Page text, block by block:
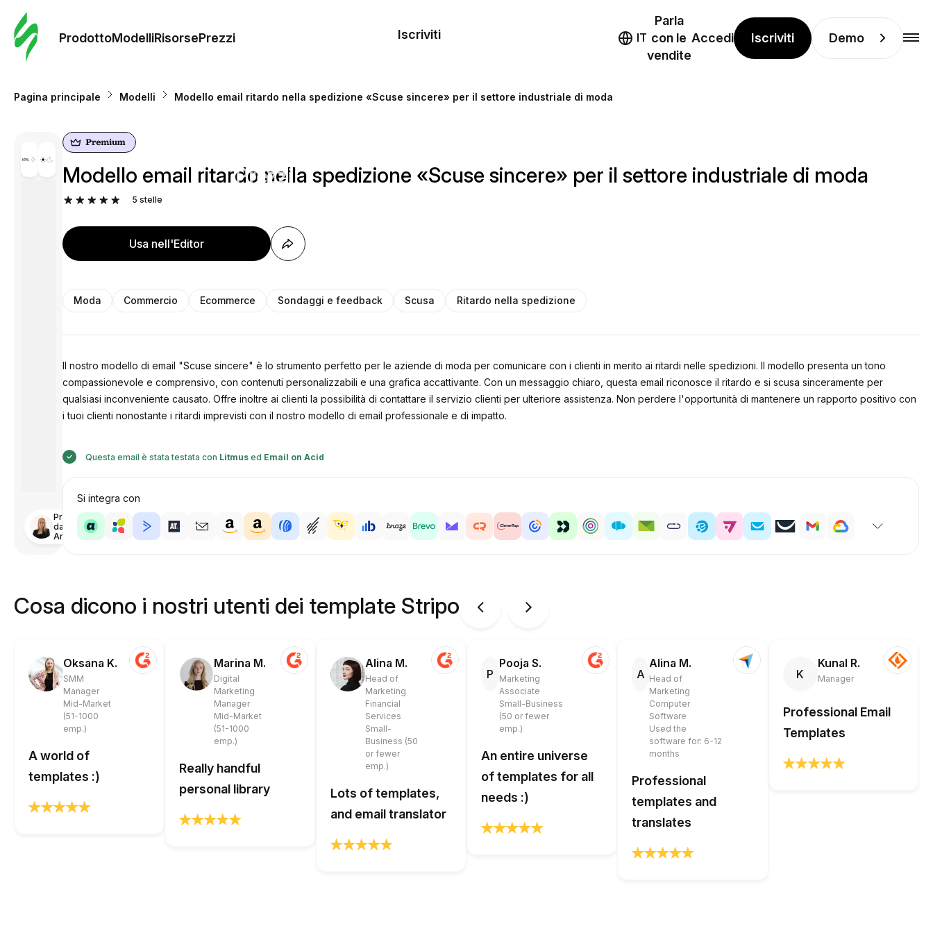
ProdottoModelliRisorsePrezzi
Prezzi
Iscriviti IT
Parla
con le
vendite
Accedi Iscriviti Demo
Pagina principale Modelli Modello email ritardo nella spedizione «Scuse sincere» per il settore industriale di moda
Progettato
da
Anastasiia
Modello email ritardo nella spedizione «Scuse sincere» per il settore industriale di moda
5 stelle
Usa nell'Editor
Moda Commercio Ecommerce Sondaggi e feedback Scusa Ritardo nella spedizione
Il nostro modello di email "Scuse sincere" è lo strumento perfetto per le aziende di moda per comunicare con i clienti in merito ai ritardi nelle spedizioni. Il modello presenta un tono
compassionevole e comprensivo, con contenuti personalizzabili e una grafica accattivante. Con un messaggio chiaro, questa email riconosce il ritardo e si scusa sinceramente per
qualsiasi inconveniente causato. Offre inoltre ai clienti la possibilità di contattare il servizio clienti per ulteriore assistenza. Non perdere l'opportunità di mantenere un rapporto positivo con
i tuoi clienti nonostante i ritardi imprevisti con il nostro modello di email professionale e di impatto.
Questa email è stata testata con Litmused Email on Acid
Si integra con
Cosa dicono i nostri utenti dei template Stripo
Oksana K.
SMM
Manager
Mid-Market
(51-1000
emp.)
A world of
templates :)
Marina M.
Digital
Marketing
Manager
Mid-Market
(51-1000
emp.)
Really handful
personal library
Alina M.
Head of
Marketing
Financial
Services
Small-
Business (50
or fewer
emp.)
Lots of templates,
and email translator
P
Pooja S.
Marketing
Associate
Small-Business
(50 or fewer
emp.)
An entire universe
of templates for all
needs :)
A
Alina M.
Head of
Marketing
Computer
Software
Used the
software for: 6-12
months
Professional
templates and
translates
K
Kunal R.
Manager
Professional Email
Templates